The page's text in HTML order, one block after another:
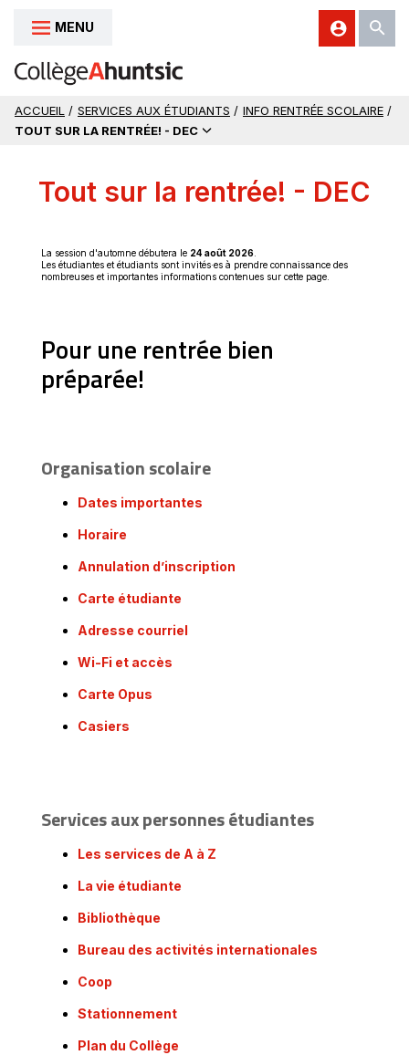
Aller au contenu
MENU
ACCUEIL / SERVICES AUX ÉTUDIANTS / INFO RENTRÉE SCOLAIRE /
TOUT SUR LA RENTRÉE! - DEC
Tout sur la rentrée! - DEC
La session d'automne débutera le 24 août 2026
Les étudiantes et étudiants sont invités·es à prendre connaissance des
nombreuses et importantes informations contenues sur cette page.
Pour une rentrée bien
préparée!
Organisation scolaire
Dates importantes
Horaire
Annulation d’inscription
Carte étudiante
Adresse courriel
Wi-Fi et accès
Carte Opus
Casiers
Services aux personnes étudiantes
Les services de A à Z
La vie étudiante
Bibliothèque
Bureau des activités internationales
Coop
Stationnement
Plan du Collège